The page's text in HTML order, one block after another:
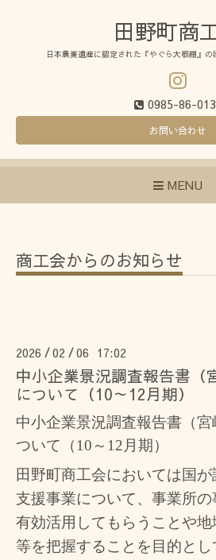
田野町商
日本農業遺産に認定された『やぐら大根棚』
0985-86-
お問い合わせ
MENU
商工会からのお知らせ
2026 /02 /06 17:02
中小企業景況調査報告書（
について（10～12月期）
中小企業景況調査報告書（
ついて（10～12月期）
田野町商工会においては国
支援事業について、事業所
有効活用してもらうことや
等を把握することを目的と